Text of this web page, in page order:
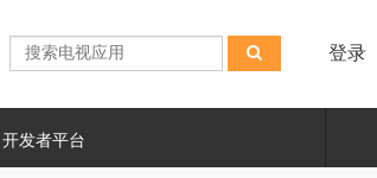
登录
开发者平台